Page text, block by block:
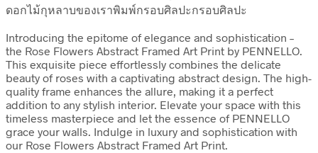
ดอกไม้กุหลาบของเราพิมพ์กรอบศิลปะกรอบศิลปะ
Introducing the epitome of elegance and sophistication –
the Rose Flowers Abstract Framed Art Print by PENNELLO.
This exquisite piece effortlessly combines the delicate
beauty of roses with a captivating abstract design. The high-
quality frame enhances the allure, making it a perfect
addition to any stylish interior. Elevate your space with this
timeless masterpiece and let the essence of PENNELLO
grace your walls. Indulge in luxury and sophistication with
our Rose Flowers Abstract Framed Art Print.